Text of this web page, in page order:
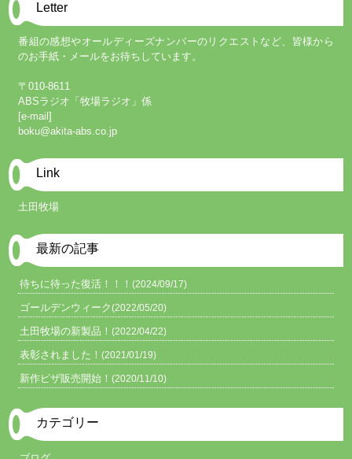
Letter
番組の感想やオールディーズナンバーのリクエストなど、皆様から
のお手紙・メールをお待ちしています。
〒010-8611
ABSラジオ「牧場ラジオ」係
[e-mail]
boku@akita-abs.co.jp
Link
土田牧場
最新の記事
待ちに待った復活！！！(2024/09/17)
ゴールデンウィーク(2022/05/20)
土田牧場の新製品！(2022/04/22)
表彰されました！(2021/01/19)
新作ピザ販売開始！(2020/11/10)
カテゴリー